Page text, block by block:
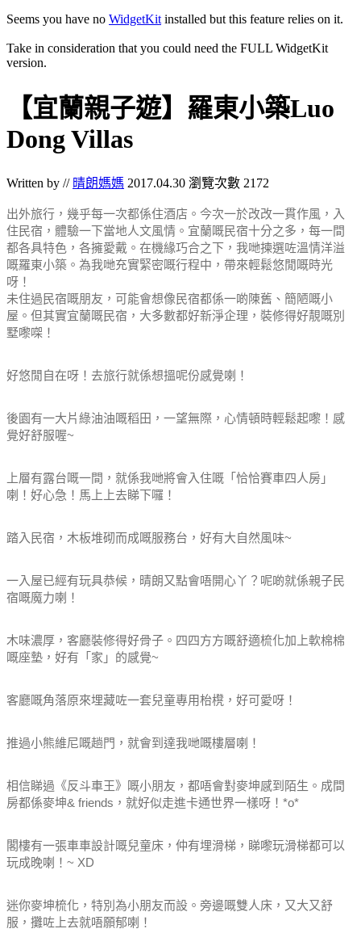
Seems you have no WidgetKit installed but this feature relies on it.
Take in consideration that you could need the FULL WidgetKit
version.
【宜蘭親子遊】羅東小築Luo
Dong Villas
Written by // 晴朗媽媽 2017.04.30 瀏覽次數 2172
出外旅行，幾乎每一次都係住酒店。 今次一於改改一貫作風，入
住民宿，體驗一下當地人文風情。 宜蘭嘅民宿十分之多，每一間
都各具特色，各擁愛戴。 在機緣巧合之下，我哋揀選咗溫情洋溢
嘅羅東小築。 為我哋充實緊密嘅行程中，帶來輕鬆悠閒嘅時光
呀！
未住過民宿嘅朋友，可能會想像民宿都係一啲陳舊、簡陋嘅小
屋。但其實宜蘭嘅民宿，大多數都好新淨企理，裝修得好靚嘅別
墅嚟㗎！
好悠閒自在呀！去旅行就係想搵呢份感覺喇！
後園有一大片綠油油嘅稻田，一望無際，心情頓時輕鬆起嚟！感
覺好舒服喔~
上層有露台嘅一間，就係我哋將會入住嘅「恰恰賽車四人房」
喇！好心急！馬上上去睇下囉！
踏入民宿，木板堆砌而成嘅服務台，好有大自然風味~
一入屋已經有玩具恭候，晴朗又點會唔開心丫？呢啲就係親子民
宿嘅魔力喇！
木味濃厚，客廳裝修得好骨子。四四方方嘅舒適梳化加上軟棉棉
嘅座墊，好有「家」的感覺~
客廳嘅角落原來埋藏咗一套兒童專用枱櫈，好可愛呀！
推過小熊維尼嘅趟門，就會到達我哋嘅樓層喇！
相信睇過《反斗車王》嘅小朋友，都唔會對麥坤感到陌生。成間
房都係麥坤& friends，就好似走進卡通世界一樣呀！*o*
閣樓有一張車車設計嘅兒童床，仲有埋滑梯，睇嚟玩滑梯都可以
玩成晚喇！~ XD
迷你麥坤梳化，特別為小朋友而設。旁邊嘅雙人床，又大又舒
服，攤咗上去就唔願郁喇！